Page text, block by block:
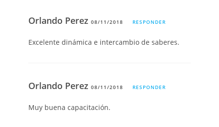
Orlando Perez08/11/2018 RESPONDER
Excelente dinámica e intercambio de saberes.
Orlando Perez08/11/2018 RESPONDER
Muy buena capacitación.